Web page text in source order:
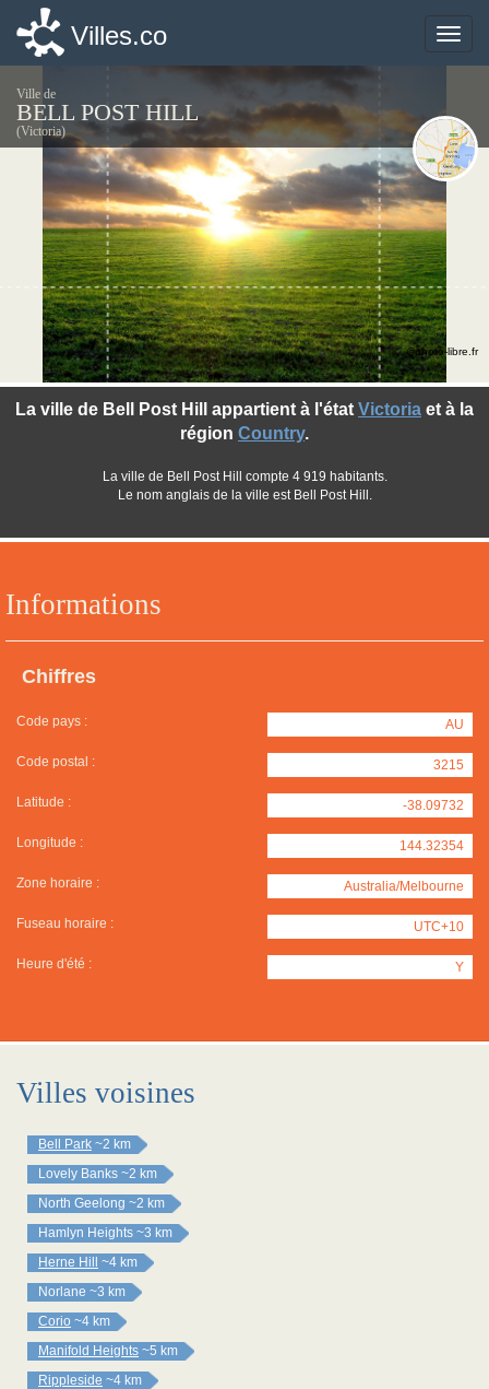
Toggle
Villes.co
Ville de
BELL POST HILL
(Victoria)
Informations
Chiffres
Code pays : AU
Code postal : 3215
Latitude : -38.09732
Longitude : 144.32354
Zone horaire : Australia/Melbourne
Fuseau horaire : UTC+10
Heure d'été : Y
La ville de Bell Post Hill appartient à l'état Victoria et à la
région Country.
La ville de Bell Post Hill compte 4 919 habitants.
Le nom anglais de la ville est Bell Post Hill.
©photo-libre.fr
Villes voisines
Bell Park ~2 km
Lovely Banks ~2 km
North Geelong ~2 km
Hamlyn Heights ~3 km
Herne Hill
~4 km
Norlane ~3 km
Corio ~4 km
Manifold Heights ~5 km
Rippleside ~4 km
Toggle
Villes.co